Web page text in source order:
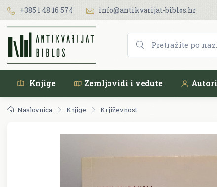
+385 1 48 16 574 info@antikvarijat-biblos.hr
Knjige Zemljovidi i vedute Autori
Naslovnica Knjige Književnost